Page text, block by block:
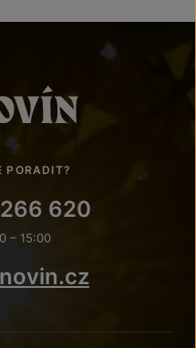
PORADIT?
620
– 15:00